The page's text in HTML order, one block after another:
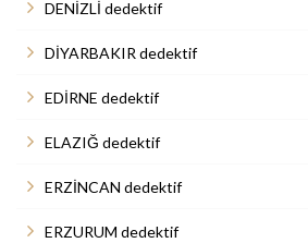
DENİZLİ dedektif
DİYARBAKIR dedektif
EDİRNE dedektif
ELAZIĞ dedektif
ERZİNCAN dedektif
ERZURUM dedektif